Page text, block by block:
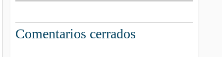
Comentarios cerrados